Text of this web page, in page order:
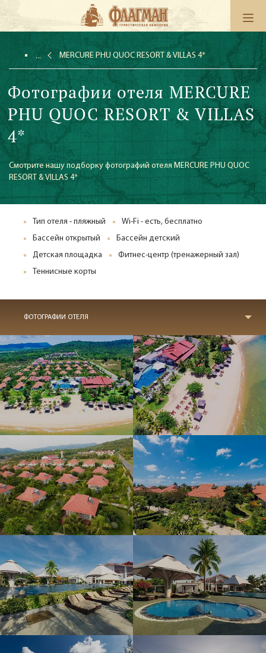
MERCURE PHU QUOC RESORT & VILLAS 4*
Фотографии отеля MERCURE
PHU QUOC RESORT & VILLAS
4*
Смотрите нашу подборку фотографий отеля MERCURE PHU QUOC
RESORT & VILLAS 4*
Тип отеля - пляжный
Wi-Fi - есть, бесплатно
Бассейн открытый
Бассейн детский
Детская площадка
Фитнес-центр (тренажерный зал)
Теннисные корты
ФОТОГРАФИИ ОТЕЛЯ